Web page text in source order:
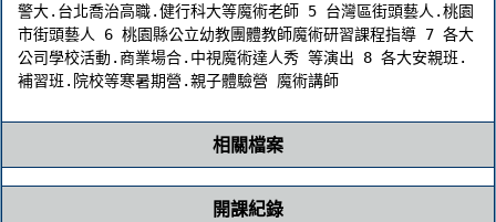
警大.台北喬治高職.健行科大等魔術老師 5 台灣區街頭藝人.桃園
市街頭藝人 6 桃園縣公立幼教團體教師魔術研習課程指導 7 各大
公司學校活動.商業場合.中視魔術達人秀 等演出 8 各大安親班.
補習班.院校等寒暑期營.親子體驗營 魔術講師
相關檔案
開課紀錄